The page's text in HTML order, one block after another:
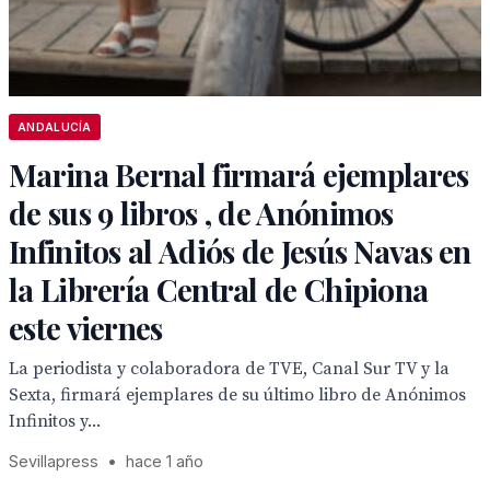
ANDALUCÍA
Marina Bernal firmará ejemplares
de sus 9 libros , de Anónimos
Infinitos al Adiós de Jesús Navas en
la Librería Central de Chipiona
este viernes
La periodista y colaboradora de TVE, Canal Sur TV y la
Sexta, firmará ejemplares de su último libro de Anónimos
Infinitos y...
Sevillapress • hace 1 año